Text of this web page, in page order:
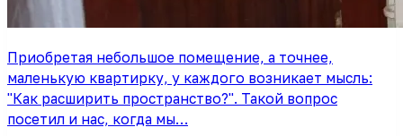
Приобретая небольшое помещение, а точнее,
маленькую квартирку, у каждого возникает мысль:
"Как расширить пространство?". Такой вопрос
посетил и нас, когда мы…